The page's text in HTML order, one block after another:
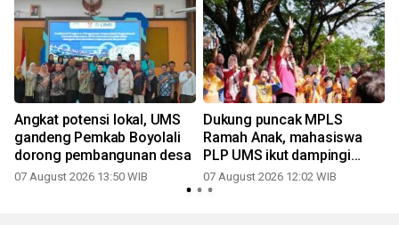
Angkat potensi lokal, UMS
gandeng Pemkab Boyolali
dorong pembangunan desa
07 August 2026 13:50 WIB
Dukung puncak MPLS
Ramah Anak, mahasiswa
PLP UMS ikut dampingi
keceriaan siswa di Taman
Balekambang
07 August 2026 12:02 WIB